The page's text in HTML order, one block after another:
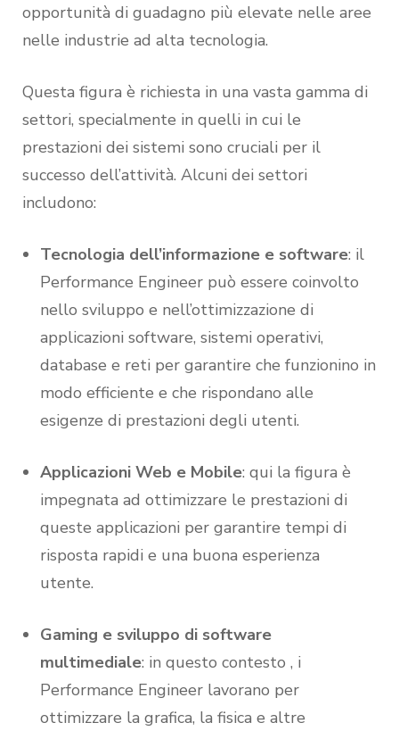
opportunità di guadagno più elevate nelle aree
nelle industrie ad alta tecnologia.
Questa figura è richiesta in una vasta gamma di
settori, specialmente in quelli in cui le
prestazioni dei sistemi sono cruciali per il
successo dell’attività. Alcuni dei settori
includono:
Tecnologia dell’informazione e software: il
Performance Engineer può essere coinvolto
nello sviluppo e nell’ottimizzazione di
applicazioni software, sistemi operativi,
database e reti per garantire che funzionino in
modo efficiente e che rispondano alle
esigenze di prestazioni degli utenti.
Applicazioni Web e Mobile: qui la figura è
impegnata ad ottimizzare le prestazioni di
queste applicazioni per garantire tempi di
risposta rapidi e una buona esperienza
utente.
Gaming e sviluppo di software
multimediale: in questo contesto , i
Performance Engineer lavorano per
ottimizzare la grafica, la fisica e altre